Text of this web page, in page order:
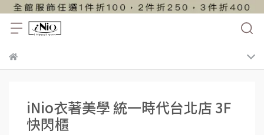
iNio衣著美學 統一時代台北店 3F
快閃櫃